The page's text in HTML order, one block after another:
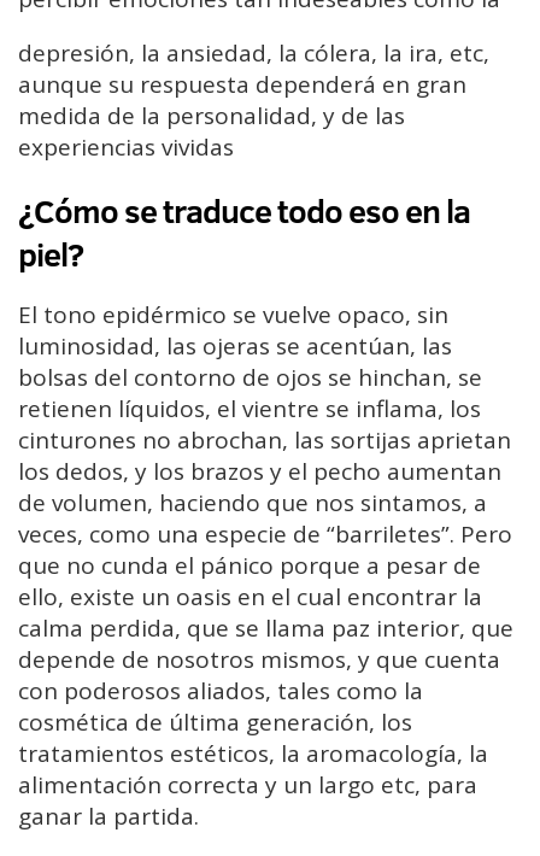
depresión, la ansiedad, la cólera, la ira, etc,
aunque su respuesta dependerá en gran
medida de la personalidad, y de las
experiencias vividas
¿Cómo se traduce todo eso en la
piel?
El tono epidérmico se vuelve opaco, sin
luminosidad, las ojeras se acentúan, las
bolsas del contorno de ojos se hinchan, se
retienen líquidos, el vientre se inflama, los
cinturones no abrochan, las sortijas aprietan
los dedos, y los brazos y el pecho aumentan
de volumen, haciendo que nos sintamos, a
veces, como una especie de “barriletes”. Pero
que no cunda el pánico porque a pesar de
ello, existe un oasis en el cual encontrar la
calma perdida, que se llama paz interior, que
depende de nosotros mismos, y que cuenta
con poderosos aliados, tales como la
cosmética de última generación, los
tratamientos estéticos, la aromacología, la
alimentación correcta y un largo etc, para
ganar la partida.